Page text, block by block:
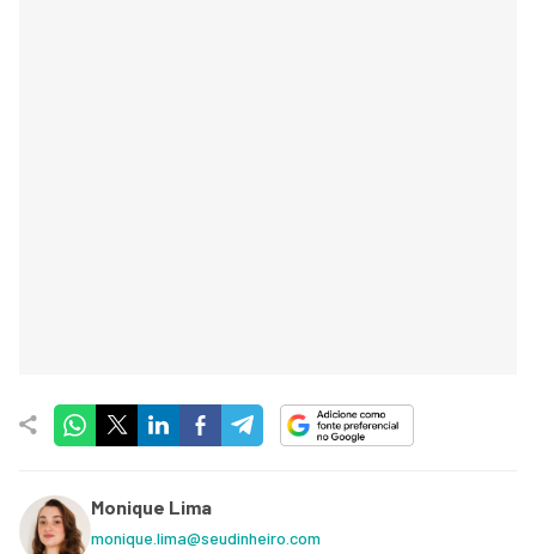
Monique Lima
monique.lima@seudinheiro.com